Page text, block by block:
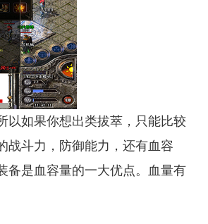
如果你想出类拔萃，只能比较
战斗力，防御能力，还有血容
备是血容量的一大优点。血量有